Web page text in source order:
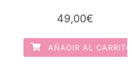
49,00€
AÑADIR AL CARRITO